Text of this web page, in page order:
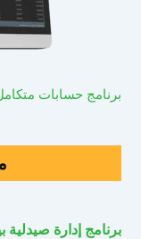
برنامج حسابات
برنامج إدارة صيدلية